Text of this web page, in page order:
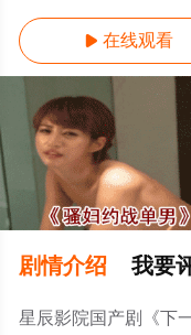
 在线观看
剧情介绍 我要
星辰影院国产剧《下